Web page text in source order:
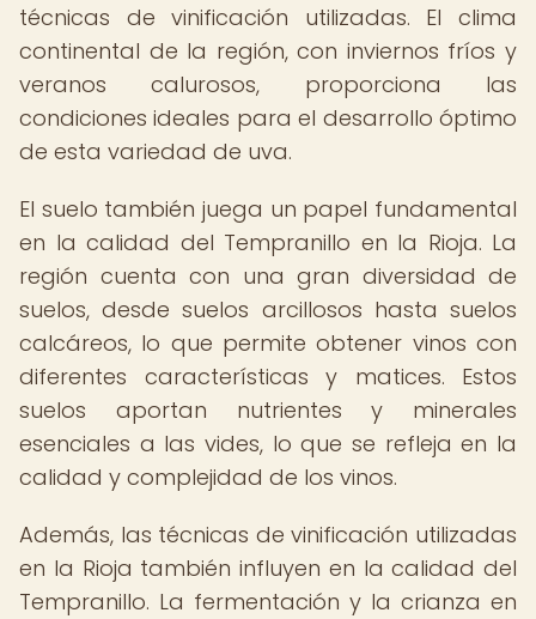
técnicas de vinificación utilizadas. El clima
continental de la región, con inviernos fríos y
veranos calurosos, proporciona las
condiciones ideales para el desarrollo óptimo
de esta variedad de uva.
El suelo también juega un papel fundamental
en la calidad del Tempranillo en la Rioja. La
región cuenta con una gran diversidad de
suelos, desde suelos arcillosos hasta suelos
calcáreos, lo que permite obtener vinos con
diferentes características y matices. Estos
suelos aportan nutrientes y minerales
esenciales a las vides, lo que se refleja en la
calidad y complejidad de los vinos.
Además, las técnicas de vinificación utilizadas
en la Rioja también influyen en la calidad del
Tempranillo. La fermentación y la crianza en